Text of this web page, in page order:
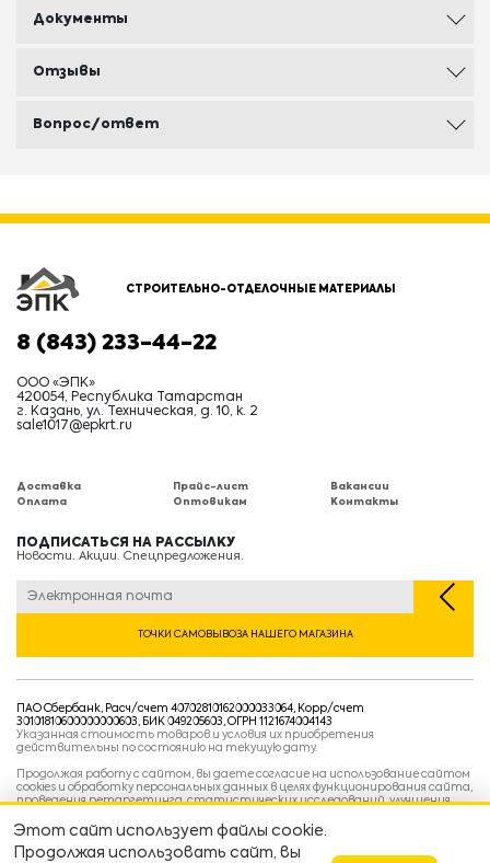
Документы
Отзывы
Вопрос/ответ
СТРОИТЕЛЬНО-ОТДЕЛОЧНЫЕ МАТЕРИАЛЫ
8 (843) 233-44-22
ООО «ЭПК»
420054, Республика Татарстан
г. Казань, ул. Техническая, д. 10, к. 2
sale1017@epkrt.ru
Доставка
Оплата
Прайс-лист
Оптовикам
Вакансии
Контакты
ПОДПИСАТЬСЯ НА РАССЫЛКУ
Новости. Акции. Спецпредложения.
ТОЧКИ САМОВЫВОЗА НАШЕГО МАГАЗИНА
ПАО Сбербанк, Расч/счет 40702810162000033064, Корр/счет
30101810600000000603, БИК 049205603, ОГРН 1121674004143
Указанная стоимость товаров и условия их приобретения
действительны по состоянию на текущую дату.
Продолжая работу с сайтом, вы даете согласие на использование сайтом
cookies и обработку персональных данных в целях функционирования сайта,
проведения ретаргетинга, статистических исследований, улучшения
ваших предпочтений и интересов.
Политика конфиденциальности
Условия пользовательского соглашения
Этот сайт использует файлы cookie.
Продолжая использовать сайт, вы